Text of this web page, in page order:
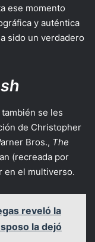
ese momento
y auténtica
sido un verdadero
se les
de Christopher
Bros., The
(recreada por
en el multiverso.
reveló la
la dejó